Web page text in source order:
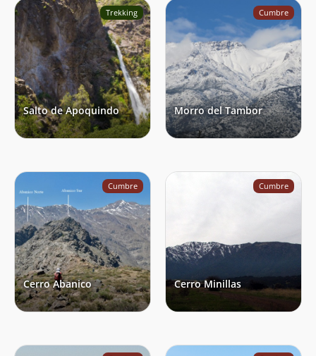
14/08/21 Javiera Maldonado
03/07/21 Edison Garcés Cartes
13/05/21 Michael Dumke
28/02/21 Tomas Schönffeldt
30/12/20 Juan Adasme
Marcos Olivares
26/09/20 Adolfo Soto
16/01/20 Cristian Celedon
21/09/19 Kokopelli 75
31/08/19 Erick Gonzalo Troncoso Villa
31/07/19 Rodrigo Bravo
Trekking
Salto de Apoquindo
Cumbre
Morro del Tambor
Cumbre
Cerro Abanico
Cumbre
Cerro Minillas